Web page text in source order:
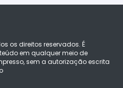
os direitos reservados. É
em qualquer meio de
sem a autorização escrita